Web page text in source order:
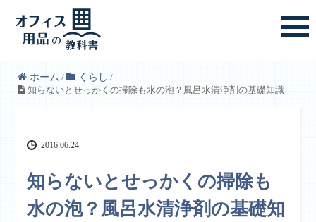
ホーム / くらし /
知らないとせっかくの掃除も水の泡？風呂水清浄剤の基礎知識
2016.06.24
知らないとせっかくの掃除も
水の泡？風呂水清浄剤の基礎知